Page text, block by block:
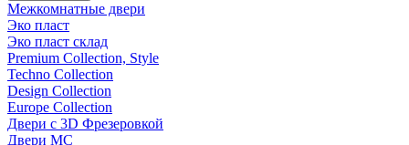
Межкомнатные двери
Эко пласт
Эко пласт склад
Premium Collection, Style
Techno Collection
Design Collection
Europe Collection
Двери с 3D Фрезеровкой
Двери МС